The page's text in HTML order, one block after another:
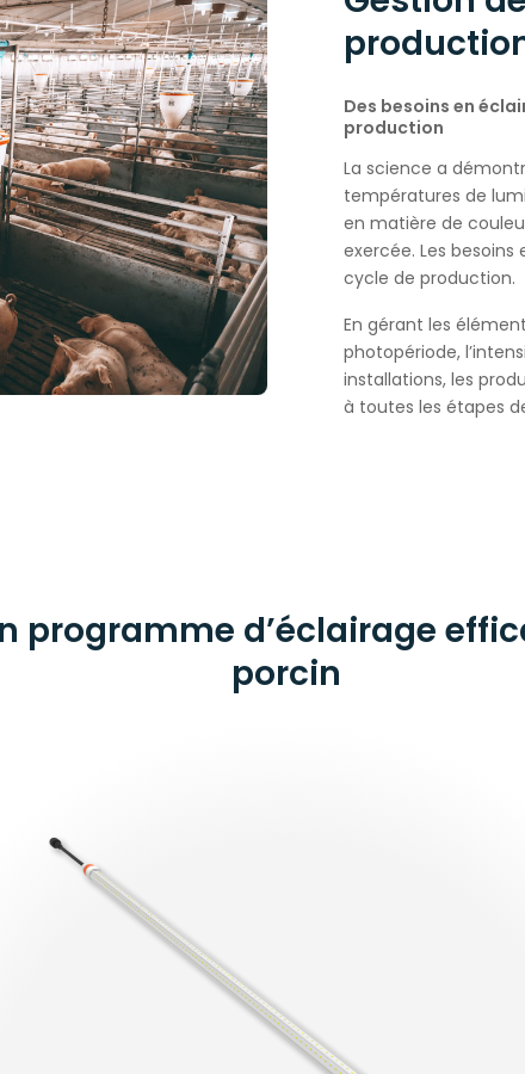
Des besoins en
production
La science a
températures de
en matière de
exercée. Les
cycle de production.
En gérant les
photopériode,
installations, les
à toutes les étapes
programme d’éclairage
porcin